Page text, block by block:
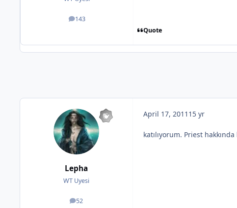
143
posts
Quote
Lepha
WT Uyesi
52
posts
April 17, 2011 15 yr
katılıyorum. Priest